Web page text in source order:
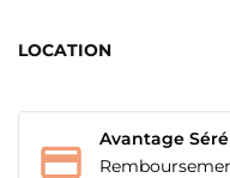
LOCATION
Avantage